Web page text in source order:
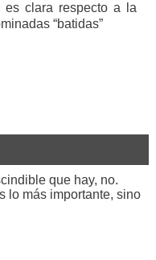
es clara respecto a la
“batidas”
que hay, no.
lo más importante, sino